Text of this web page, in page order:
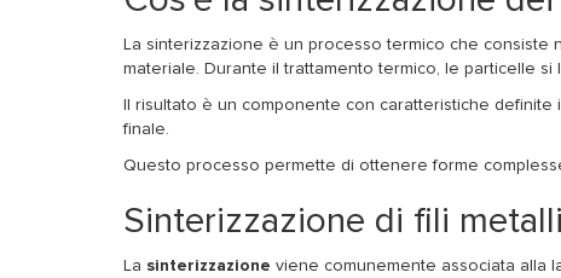
La sinterizzazione è un processo termico che
materiale. Durante il trattamento termico, le particelle
Il risultato è un componente con caratteristiche
finale.
Questo processo permette di ottenere forme
Sinterizzazione di fili
La sinterizzazione viene comunemente associata alla